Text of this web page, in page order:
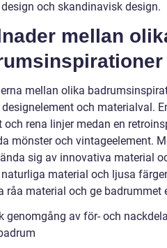
och skandinavisk design.
mellan
mellan olika
och materialval.
och rena linjer medan en
mönster och vintageelement.
sig av innovativa material
material och ljusa
råa material och ge badrummet
genomgång av för- och